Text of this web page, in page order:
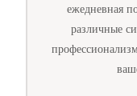
ежедневная
различные